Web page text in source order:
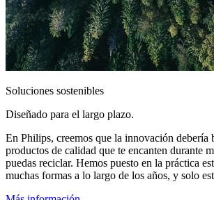
Soluciones sostenibles
Diseñado para el largo plazo.
En Philips, creemos que la innovación debería
productos de calidad que te encanten durante
puedas reciclar. Hemos puesto en la práctica
muchas formas a lo largo de los años, y solo